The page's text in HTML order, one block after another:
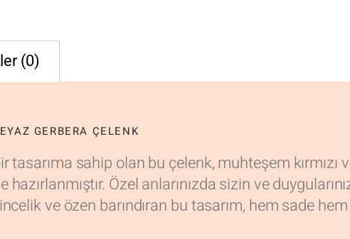
(0)
GERBERA ÇELENK
sahip olan bu çelenk, muhteşem kırmızı
Özel anlarınızda sizin ve
ve özen barındıran bu tasarım, hem sade